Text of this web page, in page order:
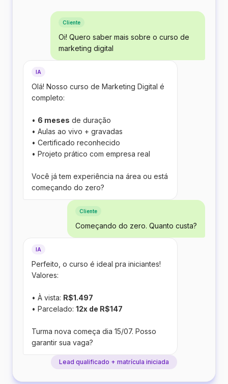
Cliente
Oi! Quero saber mais sobre o curso de
marketing digital
IA
Olá! Nosso curso de Marketing Digital é
completo:
• 6 meses de duração
• Aulas ao vivo + gravadas
• Certificado reconhecido
• Projeto prático com empresa real
Você já tem experiência na área ou está
começando do zero?
Cliente
Começando do zero. Quanto custa?
IA
Perfeito, o curso é ideal pra iniciantes!
Valores:
• À vista: R$1.497
• Parcelado: 12x de R$147
Turma nova começa dia 15/07. Posso
garantir sua vaga?
Lead qualificado + matrícula iniciada